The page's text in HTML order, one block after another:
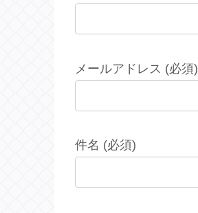
メールアドレス (必須)
件名 (必須)